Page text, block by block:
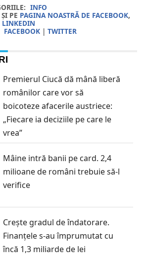
INFO
PE PAGINA NOASTRĂ DE FACEBOOK,
LINKEDIN
FACEBOOK| TWITTER
Premierul Ciucă dă mână liberă
românilor care vor să
boicoteze afacerile austriece:
„Fiecare ia deciziile pe care le
vrea”
Mâine intră banii pe card. 2,4
milioane de români trebuie să-l
verifice
Crește gradul de îndatorare.
Finanțele s-au împrumutat cu
încă 1,3 miliarde de lei